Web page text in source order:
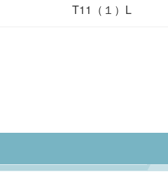
T11（１）L